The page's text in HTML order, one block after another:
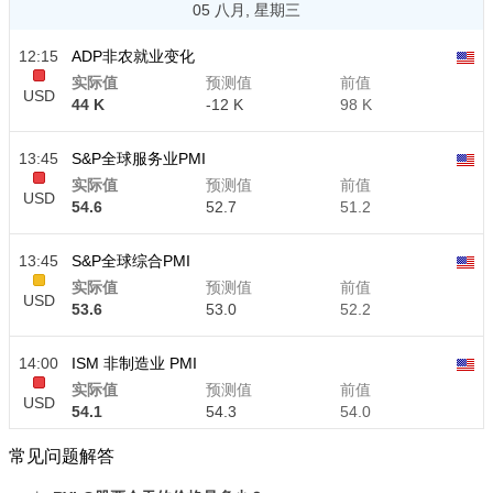
05 八月, 星期三
12:15
USD
ADP非农就业变化
实际值
44 K
预测值
-12 K
前值
98 K
13:45
USD
S&P全球服务业PMI
实际值
54.6
预测值
52.7
前值
51.2
13:45
USD
S&P全球综合PMI
实际值
53.6
预测值
53.0
前值
52.2
14:00
USD
ISM 非制造业 PMI
实际值
54.1
预测值
54.3
前值
54.0
14:00
ISM 非制造业就业指数
常见问题解答